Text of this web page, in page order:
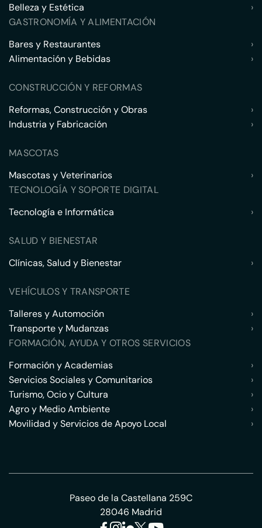
Belleza y Estética
›
GASTRONOMÍA Y ALIMENTACIÓN
Bares y Restaurantes
›
Alimentación y Bebidas
›
CONSTRUCCIÓN Y REFORMAS
Reformas, Construcción y Obras
›
Industria y Fabricación
›
MASCOTAS
Mascotas y Veterinarios
›
TECNOLOGÍA Y SOPORTE DIGITAL
Tecnología e Informática
›
SALUD Y BIENESTAR
Clínicas, Salud y Bienestar
›
VEHÍCULOS Y TRANSPORTE
Talleres y Automoción
›
Transporte y Mudanzas
›
FORMACIÓN, AYUDA Y OTROS SERVICIOS
Formación y Academias
›
Servicios Sociales y Comunitarios
›
Turismo, Ocio y Cultura
›
Agro y Medio Ambiente
›
Movilidad y Servicios de Apoyo Local
›
Paseo de la Castellana 259C
28046 Madrid